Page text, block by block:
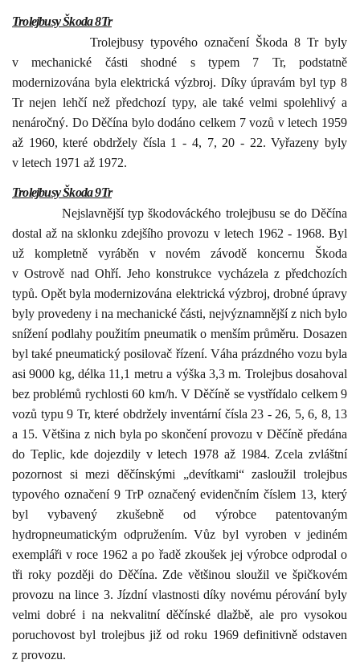
Trolejbusy Škoda 8Tr
Trolejbusy typového označení Škoda 8 Tr byly
v mechanické části shodné s typem 7 Tr, podstatně
modernizována byla elektrická výzbroj. Díky úpravám byl typ 8
Tr nejen lehčí než předchozí typy, ale také velmi spolehlivý a
nenáročný. Do Děčína bylo dodáno celkem 7 vozů v letech 1959
až 1960, které obdržely čísla 1 - 4, 7, 20 - 22. Vyřazeny byly
v letech 1971 až 1972.
Trolejbusy Škoda 9Tr
Nejslavnější typ škodováckého trolejbusu se do Děčína
dostal až na sklonku zdejšího provozu v letech 1962 - 1968. Byl
už kompletně vyráběn v novém závodě koncernu Škoda
v Ostrově nad Ohří. Jeho konstrukce vycházela z předchozích
typů. Opět byla modernizována elektrická výzbroj, drobné úpravy
byly provedeny i na mechanické části, nejvýznamnější z nich bylo
snížení podlahy použitím pneumatik o menším průměru. Dosazen
byl také pneumatický posilovač řízení. Váha prázdného vozu byla
asi9000 kg, délka 11,1 metrua výška 3,3 m. Trolejbus dosahoval
bez problémů rychlosti60 km/h. V Děčíně se vystřídalo celkem 9
vozů typu 9 Tr, které obdržely inventární čísla 23 - 26, 5, 6, 8, 13
a 15. Většina z nich byla po skončení provozu v Děčíně předána
do Teplic, kde dojezdily v letech 1978 až 1984. Zcela zvláštní
pozornost si mezi děčínskými „devítkami“ zasloužil trolejbus
typového označení 9 TrP označený evidenčním číslem 13, který
byl vybavený zkušebně od výrobce patentovaným
hydropneumatickým odpružením. Vůz byl vyroben v jediném
exempláři v roce 1962 a po řadě zkoušek jej výrobce odprodal o
tři roky později do Děčína. Zde většinou sloužil ve špičkovém
provozu na lince 3. Jízdní vlastnosti díky novému pérování byly
velmi dobré i na nekvalitní děčínské dlažbě, ale pro vysokou
poruchovost byl trolejbus již od roku 1969 definitivně odstaven
z provozu.